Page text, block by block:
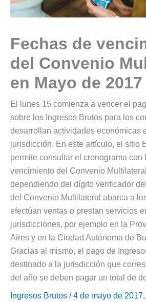
Fechas de
del Convenio
en Mayo de 2017
El lunes 15 comienza a vencer el
sobre los Ingresos Brutos para los
desarrollan actividades económicas
jurisdicción. En este artículo, el sitio
permite consultar el cronograma con
vencimiento del Convenio
dependiendo del dígito verificador
del Convenio Multilateral abarca a
efectúan ventas o prestan servicios
jurisdicciones, por ejemplo en la
Aires y en la Ciudad Autónoma de
Gracias al mismo, el pago de
destinado a la jurisdicción que
del año se deben pagar un total de
Ingresos Brutos / 4 de mayo de